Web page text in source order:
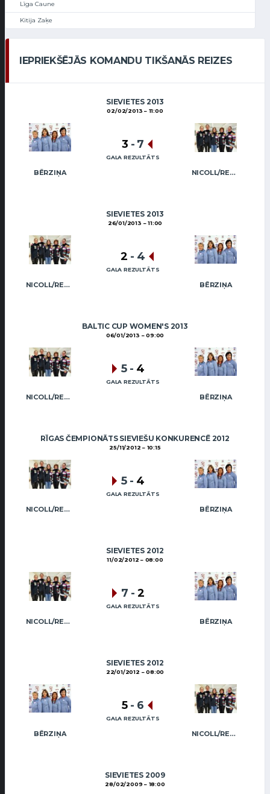
Līga Caune
Kitija Zaķe
IEPRIEKŠĒJĀS KOMANDU TIKŠANĀS REIZES
SIEVIETES 2013
02/02/2013 11:00
BĒRZIŅA NICOLL/REGŽA
3 - 7
GALA REZULTĀTS
SIEVIETES 2013
26/01/2013 11:00
NICOLL/REGŽA BĒRZIŅA
2 - 4
GALA REZULTĀTS
BALTIC CUP WOMEN'S 2013
06/01/2013 09:00
NICOLL/REGŽA BĒRZIŅA
5 - 4
GALA REZULTĀTS
RĪGAS ČEMPIONĀTS SIEVIEŠU KONKURENCĒ 2012
25/11/2012 10:15
NICOLL/REGŽA BĒRZIŅA
5 - 4
GALA REZULTĀTS
SIEVIETES 2012
11/02/2012 08:00
NICOLL/REGŽA BĒRZIŅA
7 - 2
GALA REZULTĀTS
SIEVIETES 2012
22/01/2012 08:00
BĒRZIŅA NICOLL/REGŽA
5 - 6
GALA REZULTĀTS
SIEVIETES 2009
28/02/2009 18:00